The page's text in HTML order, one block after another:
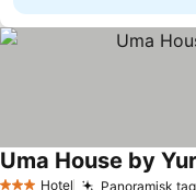
Hotel Panoramisk
Uma House by